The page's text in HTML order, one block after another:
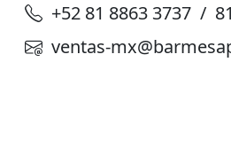
+52 81 8863 3737 /
ventas-